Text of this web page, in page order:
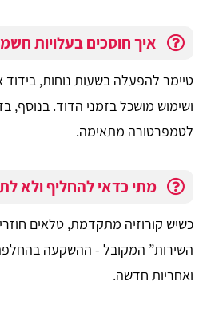
איך חוסכים בעלויות
טיימר להפעלה בשעות נוחות, בידוד
ושימוש מושכל בזמני הדוד. בנוסף,
לטמפרטורה מתאימה.
מתי כדאי להחליף ולא
כשיש קורוזיה מתקדמת, טלאים
השירות” המקובל - ההשקעה
ואחריות חדשה.